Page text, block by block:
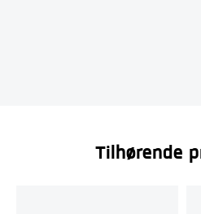
Tilhørende